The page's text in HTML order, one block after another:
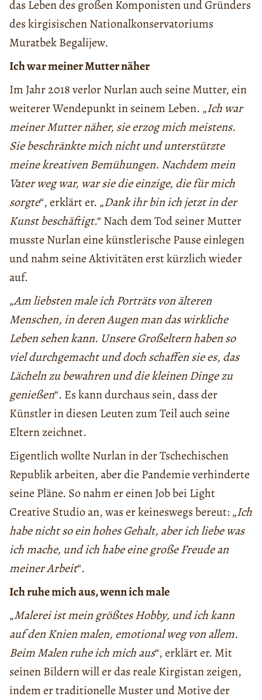
das Leben des großen Komponisten und Gründers
des kirgisischen Nationalkonservatoriums
Muratbek Begalijew.
Ich war meiner Mutter näher
Im Jahr 2018 verlor Nurlan auch seine Mutter, ein
weiterer Wendepunkt in seinem Leben. „Ich war
meiner Mutter näher, sie erzog mich meistens.
Sie beschränkte mich nicht und unterstützte
meine kreativen Bemühungen. Nachdem mein
Vater weg war, war sie die einzige, die für mich
sorgte“, erklärt er. „Dank ihr bin ich jetzt in der
Kunst beschäftigt.“ Nach dem Tod seiner Mutter
musste Nurlan eine künstlerische Pause einlegen
und nahm seine Aktivitäten erst kürzlich wieder
auf.
„Am liebsten male ich Porträts von älteren
Menschen, in deren Augen man das wirkliche
Leben sehen kann. Unsere Großeltern haben so
viel durchgemacht und doch schaffen sie es, das
Lächeln zu bewahren und die kleinen Dinge zu
genießen“. Es kann durchaus sein, dass der
Künstler in diesen Leuten zum Teil auch seine
Eltern zeichnet.
Eigentlich wollte Nurlan in der Tschechischen
Republik arbeiten, aber die Pandemie verhinderte
seine Pläne. So nahm er einen Job bei Light
Creative Studio an, was er keineswegs bereut: „Ich
habe nicht so ein hohes Gehalt, aber ich liebe was
ich mache, und ich habe eine große Freude an
meiner Arbeit“.
Ich ruhe mich aus, wenn ich male
„Malerei ist mein größtes Hobby, und ich kann
auf den Knien malen, emotional weg von allem.
Beim Malen ruhe ich mich aus“, erklärt er. Mit
seinen Bildern will er das reale Kirgistan zeigen,
indem er traditionelle Muster und Motive der